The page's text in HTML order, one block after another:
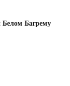
Багрему